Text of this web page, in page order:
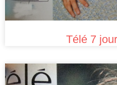
Télé 7